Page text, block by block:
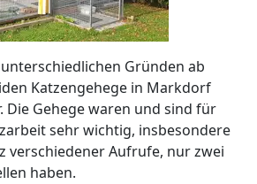
Gründen ab
Katzengehege in Markdorf
Die Gehege waren und sind für
sehr wichtig, insbesondere
verschiedener Aufrufe, nur zwei
haben.